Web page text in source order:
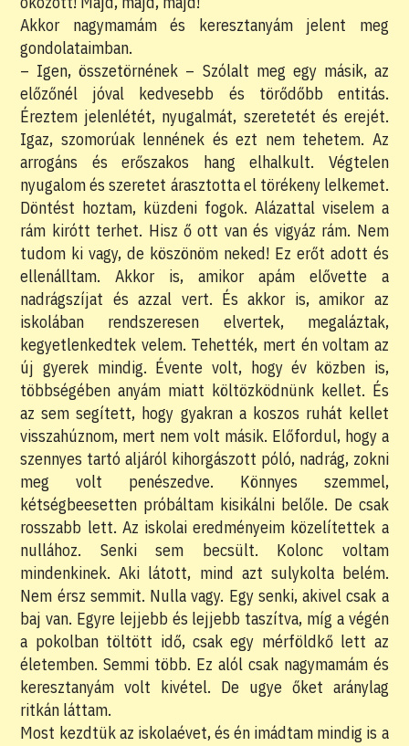
Akkor nagymamám és keresztanyám jelent meg
gondolataimban.
– Igen, összetörnének – Szólalt meg egy másik, az
előzőnél jóval kedvesebb és törődőbb entitás.
Éreztem jelenlétét, nyugalmát, szeretetét és erejét.
Igaz, szomorúak lennének és ezt nem tehetem. Az
arrogáns és erőszakos hang elhalkult. Végtelen
nyugalom és szeretet árasztotta el törékeny lelkemet.
Döntést hoztam, küzdeni fogok. Alázattal viselem a
rám kirótt terhet. Hisz ő ott van és vigyáz rám. Nem
tudom ki vagy, de köszönöm neked! Ez erőt adott és
ellenálltam. Akkor is, amikor apám elővette a
nadrágszíjat és azzal vert. És akkor is, amikor az
iskolában rendszeresen elvertek, megaláztak,
kegyetlenkedtek velem. Tehették, mert én voltam az
új gyerek mindig. Évente volt, hogy év közben is,
többségében anyám miatt költözködnünk kellet. És
az sem segített, hogy gyakran a koszos ruhát kellet
visszahúznom, mert nem volt másik. Előfordul, hogy a
szennyes tartó aljáról kihorgászott póló, nadrág, zokni
meg volt penészedve. Könnyes szemmel,
kétségbeesetten próbáltam kisikálni belőle. De csak
rosszabb lett. Az iskolai eredményeim közelítettek a
nullához. Senki sem becsült. Kolonc voltam
mindenkinek. Aki látott, mind azt sulykolta belém.
Nem érsz semmit. Nulla vagy. Egy senki, akivel csak a
baj van. Egyre lejjebb és lejjebb taszítva, míg a végén
a pokolban töltött idő, csak egy mérföldkő lett az
életemben. Semmi több. Ez alól csak nagymamám és
keresztanyám volt kivétel. De ugye őket aránylag
ritkán láttam.
Most kezdtük az iskolaévet, és én imádtam mindig is a